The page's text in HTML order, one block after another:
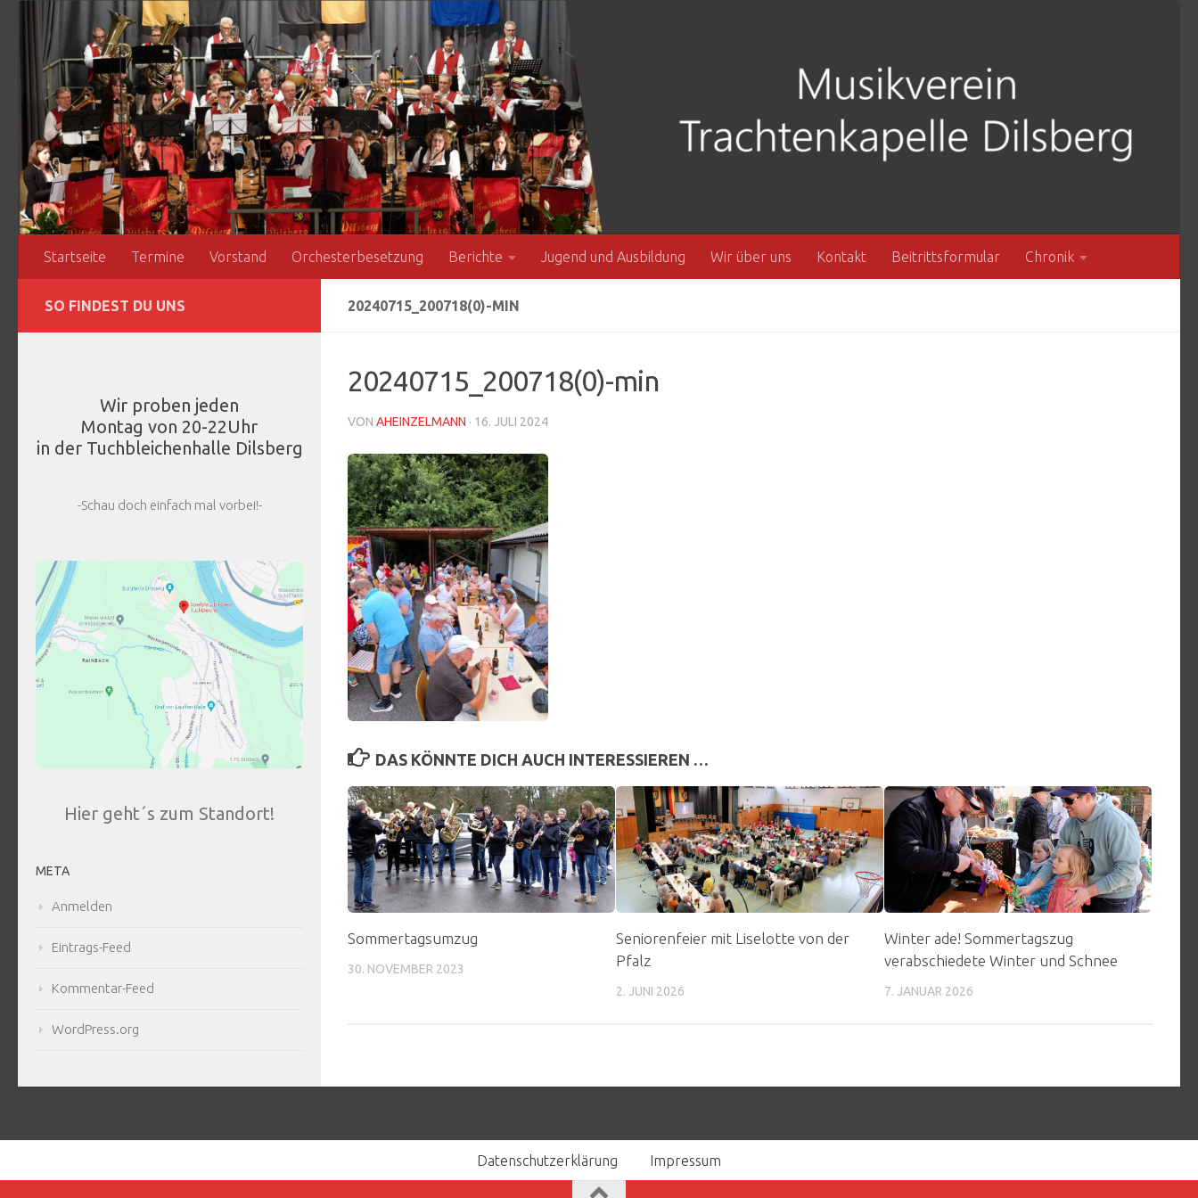
Zum Inhalt springen
Startseite Termine Vorstand Orchesterbesetzung Berichte Jugend und Ausbildung Wir über uns Kontakt Beitrittsformular Chronik
20240715_200718(0)-MIN
20240715_200718(0)-min
VON AHEINZELMANN · 16. JULI 2024
DAS KÖNNTE DICH AUCH INTERESSIEREN …
Sommertagsumzug
30. NOVEMBER 2023
Seniorenfeier mit Liselotte von der
Pfalz
2. JUNI 2026
Winter ade! Sommertagszug
verabschiedete Winter und Schnee
7. JANUAR 2026
SO FINDEST DU UNS
Wir proben jeden
Montag von 20-22Uhr
in der Tuchbleichenhalle Dilsberg
-Schau doch einfach mal vorbei!-
Hier geht´s zum Standort!
META
Anmelden
Eintrags-Feed
Kommentar-Feed
WordPress.org
Datenschutzerklärung Impressum